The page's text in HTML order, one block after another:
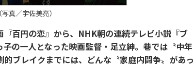
（写真／宇佐美亮）
百円の恋』から、NHK朝の連続テレビ小説『ブ
の一人となった映画監督・足立紳。巷では〝中年
ブレイクまでには、どんな〝家庭内闘争〟があっ